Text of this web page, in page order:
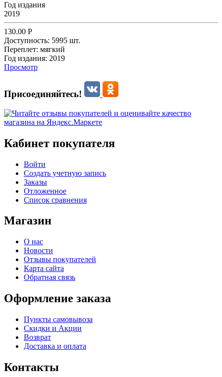
Год издания
2019
130.00 Р
Доступность: 5995 шт.
Переплет: мягкий
Год издания: 2019
Просмотр
Присоединяйтесь!
Кабинет покупателя
Войти
Создать учетную запись
Заказы
Отложенное
Список сравнения
Магазин
О нас
Новости
Отзывы покупателей
Карта сайта
Обратная связь
Оформление заказа
Пункты самовывоза
Скидки и Акции
Возврат
Доставка и оплата
Контакты